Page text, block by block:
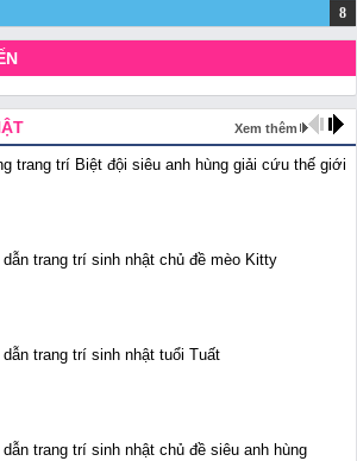
Xem thêm
trang trí Biệt đội siêu anh hùng giải cứu thế giới
trang trí sinh nhật chủ đề mèo Kitty
trang trí sinh nhật tuổi Tuất
trang trí sinh nhật chủ đề siêu anh hùng